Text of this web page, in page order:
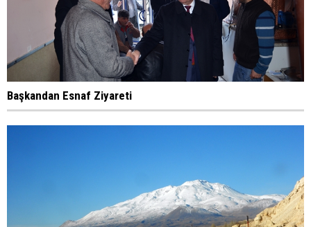
Başkandan Esnaf Ziyareti